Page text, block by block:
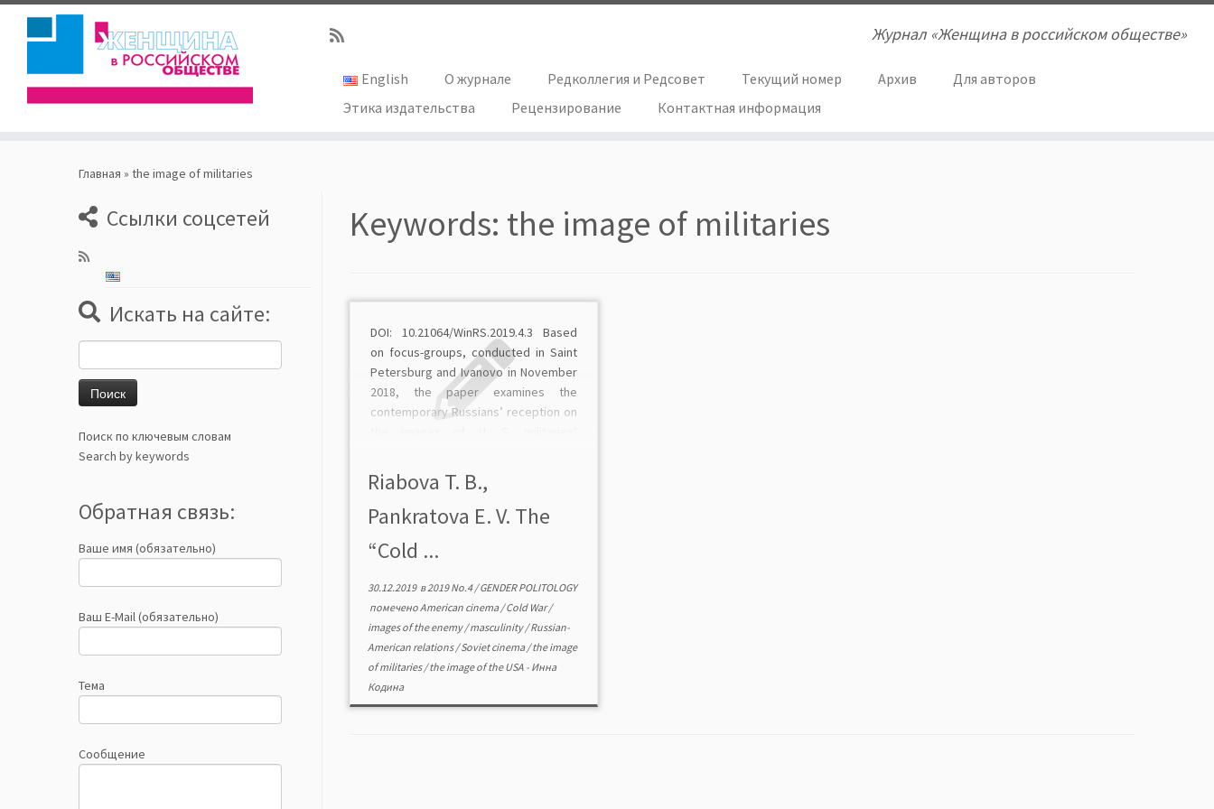
Журнал «Женщина в российском обществе»
English О журнале Редколлегия и Редсовет Текущий номер Архив
Для авторов
Этика издательства
Рецензирование Контактная информация
Главная » the image of militaries
Ссылки соцсетей
Искать на сайте:
Поиск по ключевым словам
Search by keywords
Обратная связь:
Ваше имя (обязательно)
Ваш E-Mail (обязательно)
Тема
Сообщение
Keywords: the image of militaries
DOI: 10.21064/WinRS.2019.4.3 Based
on focus-groups, conducted in Saint
Petersburg and Ivanovo in November
2018, the paper examines the
contemporary Russians’ reception on
Soviet and American films. The
authors, at first, analyze the
informants’ views on cinematic
Riabova T. B.,
Pankratova E. V. The
“Cold ...
30.12.2019в2019 No.4/GENDER POLITOLOGY
помеченоAmerican cinema/Cold War/
images of the enemy/masculinity/Russian-
American relations/Soviet cinema/the image
of militaries/the image of the USA - Инна
Кодина